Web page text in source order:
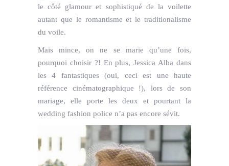
le côté glamour et sophistiqué de la voilette
autant que le romantisme et le traditionalisme
du voile.
Mais mince, on ne se marie qu’une fois,
pourquoi choisir ?! En plus, Jessica Alba dans
les 4 fantastiques (oui, ceci est une haute
référence cinématographique !), lors de son
mariage, elle porte les deux et pourtant la
wedding fashion police n’a pas encore sévit.